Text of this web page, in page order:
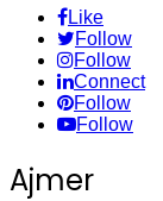
Like
Follow
Follow
Connect
Follow
Follow
Ajmer